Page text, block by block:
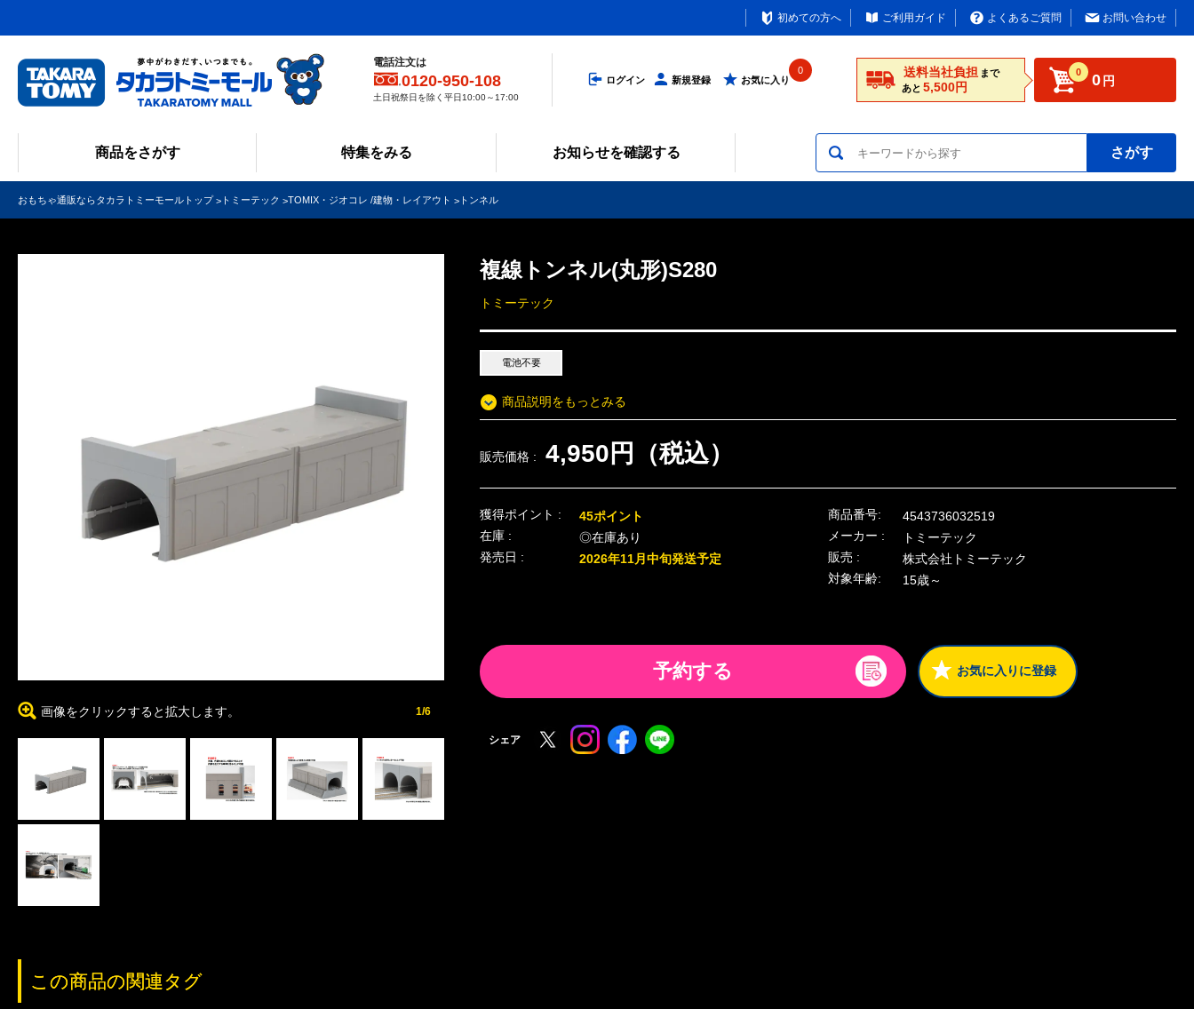
初めての方へ ご利用ガイド よくあるご質問 お問い合わせ
電話注文は
0120-950-108
土日祝祭日を除く平日10:00～17:00
ログイン 新規登録 お気に入り
0 送料当社負担 まで
あと 5,500円
0 0 円
商品をさがす 特集をみる お知らせを確認する さがす
おもちゃ通販ならタカラトミーモールトップ トミーテック TOMIX・ジオコレ /建物・レイアウト トンネル
画像をクリックすると拡大します。 1/6
複線トンネル(丸形)S280
トミーテック
電池不要
商品説明をもっとみる
販売価格 : 4,950円（税込）
獲得ポイント :
45ポイント
在庫 :
◎在庫あり
発売日 :
2026年11月中旬発送予定
商品番号:
4543736032519
メーカー :
トミーテック
販売 :
株式会社トミーテック
対象年齢:
15歳～
予約する お気に入りに登録
シェア
この商品の関連タグ